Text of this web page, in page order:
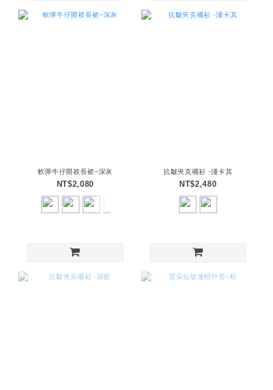
軟彈牛仔開衩長裙–深灰
NT$2,080
抗皺夾克襯衫 -淺卡其
NT$2,480